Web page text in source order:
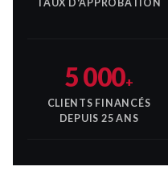
TAUX D'APPROBATION
5 000+
CLIENTS FINANCÉS
DEPUIS 25 ANS